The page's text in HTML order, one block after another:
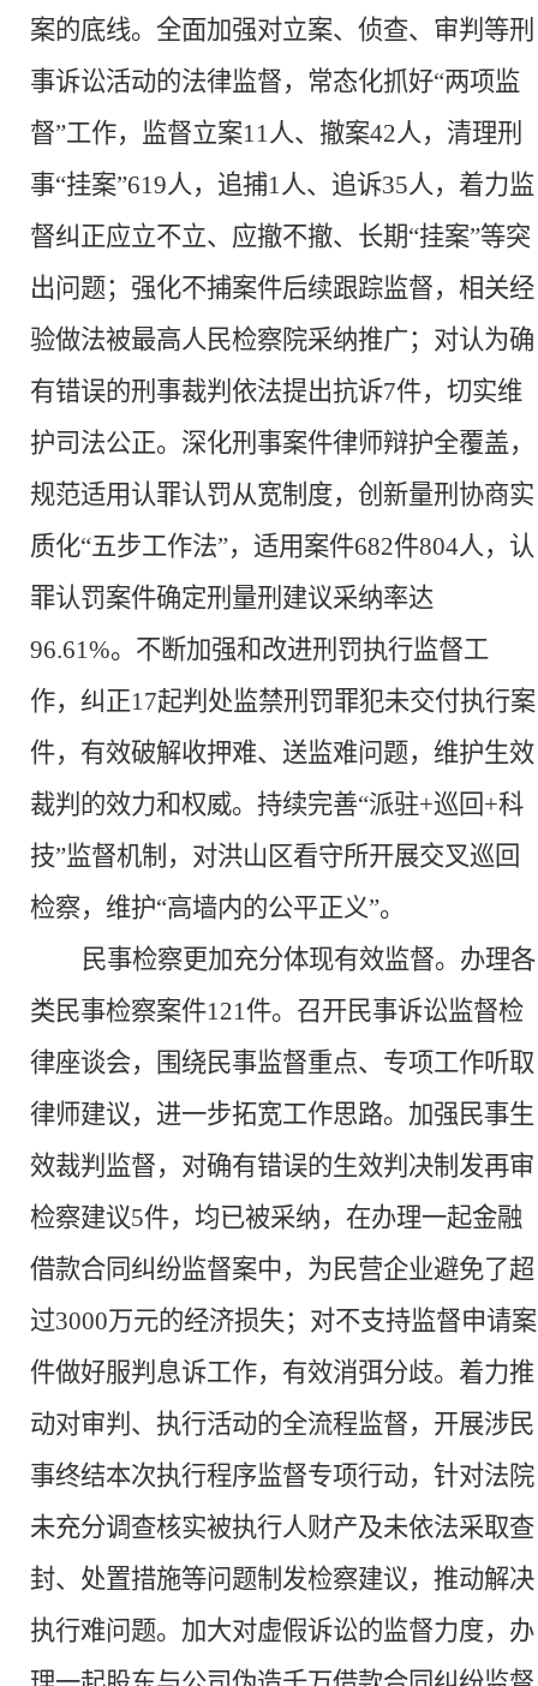
案的底线。全面加强对立案、侦查、审判等刑
事诉讼活动的法律监督，常态化抓好“两项监
督”工作，监督立案11人、撤案42人，清理刑
事“挂案”619人，追捕1人、追诉35人，着力监
督纠正应立不立、应撤不撤、长期“挂案”等突
出问题；强化不捕案件后续跟踪监督，相关经
验做法被最高人民检察院采纳推广；对认为确
有错误的刑事裁判依法提出抗诉7件，切实维
护司法公正。深化刑事案件律师辩护全覆盖，
规范适用认罪认罚从宽制度，创新量刑协商实
质化“五步工作法”，适用案件682件804人，认
罪认罚案件确定刑量刑建议采纳率达
96.61%。不断加强和改进刑罚执行监督工
作，纠正17起判处监禁刑罚罪犯未交付执行案
件，有效破解收押难、送监难问题，维护生效
裁判的效力和权威。持续完善“派驻+巡回+科
技”监督机制，对洪山区看守所开展交叉巡回
检察，维护“高墙内的公平正义”。
民事检察更加充分体现有效监督。 办理各
类民事检察案件121件。召开民事诉讼监督检
律座谈会，围绕民事监督重点、专项工作听取
律师建议，进一步拓宽工作思路。加强民事生
效裁判监督，对确有错误的生效判决制发再审
检察建议5件，均已被采纳，在办理一起金融
借款合同纠纷监督案中，为民营企业避免了超
过3000万元的经济损失；对不支持监督申请案
件做好服判息诉工作，有效消弭分歧。着力推
动对审判、执行活动的全流程监督，开展涉民
事终结本次执行程序监督专项行动，针对法院
未充分调查核实被执行人财产及未依法采取查
封、处置措施等问题制发检察建议，推动解决
执行难问题。加大对虚假诉讼的监督力度，办